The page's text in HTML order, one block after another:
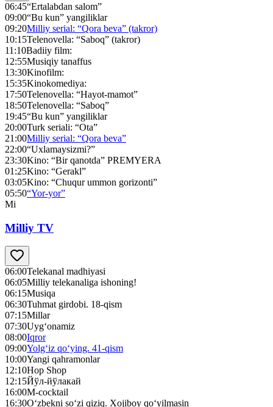
06:45“Ertalabdan salom”
09:00“Bu kun” yangiliklar
09:20Milliy serial: “Qora beva” (takror)
10:15Telenovella: “Saboq” (takror)
11:10Badiiy film:
12:55Musiqiy tanaffus
13:30Kinofilm:
15:35Kinokomediya:
17:50Telenovella: “Hayot-mamot”
18:50Telenovella: “Saboq”
19:45“Bu kun” yangiliklar
20:00Turk seriali: “Ota”
21:00Milliy serial: “Qora beva”
22:00“Uxlamaysizmi?”
23:30Kino: “Bir qanotda” PREMYERA
01:25Kino: “Gerakl”
03:05Kino: “Chuqur ummon gorizonti”
05:50“Yor-yor”
Mi
Milliy TV
06:00Telekanal madhiyasi
06:05Milliy telekanaliga ishoning!
06:15Musiqa
06:30Tuhmat girdobi. 18-qism
07:15Millar
07:30Uyg‘onamiz
08:00Iqror
09:00Yolg‘iz qo‘ying. 41-qism
10:00Yangi qahramonlar
12:10Hop Shop
12:15Йўл-йўлакай
16:00M-cocktail
16:30O‘zbekni so‘zi qiziq. Xojiboy qo‘yilmasin